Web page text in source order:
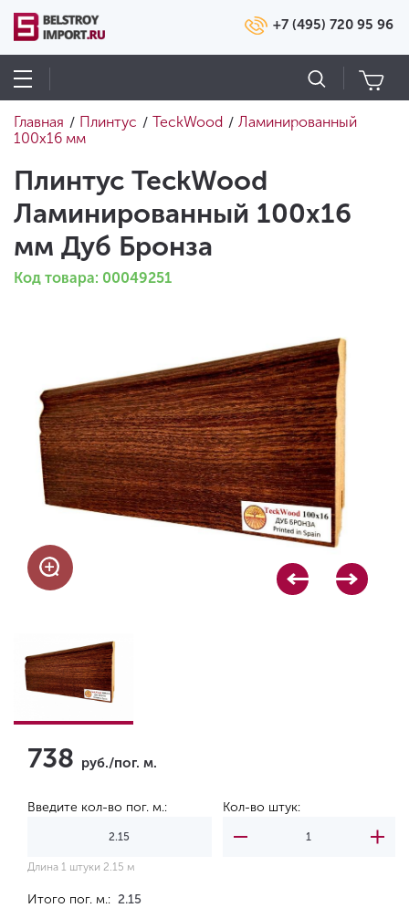
+7 (495) 720 95 96
Главная / Плинтус / TeckWood / Ламинированный
100х16 мм
Плинтус TeckWood
Ламинированный 100х16
мм Дуб Бронза
Код товара: 00049251
738 руб./пог. м.
Введите кол-во пог. м.: Кол-во штук:
Длина 1 штуки 2.15 м
Итого пог. м.: 2.15